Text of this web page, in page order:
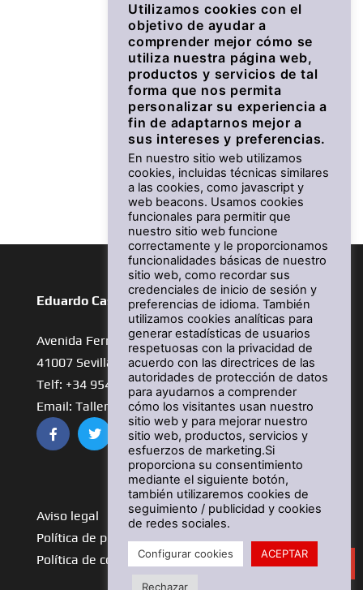
MX18
Desde 428 €
Eduardo Castro Motos – Taller
Avenida Fernández Murube,42
41007 Sevilla
Telf: +34 954 42 22 55
Email: Taller@eduardocastromotos.com
Ver más tiendas
Aviso legal
Política de privacidad
Política de cookies
Utilizamos cookies con el
objetivo de ayudar a
comprender mejor cómo se
utiliza nuestra página web,
productos y servicios de tal
forma que nos permita
personalizar su experiencia a
fin de adaptarnos mejor a
sus intereses y preferencias.
En nuestro sitio web utilizamos
cookies, incluidas técnicas similares
a las cookies, como javascript y
web beacons. Usamos cookies
funcionales para permitir que
nuestro sitio web funcione
correctamente y le proporcionamos
funcionalidades básicas de nuestro
sitio web, como recordar sus
credenciales de inicio de sesión y
preferencias de idioma. También
utilizamos cookies analíticas para
generar estadísticas de usuarios
respetuosas con la privacidad de
acuerdo con las directrices de las
autoridades de protección de datos
para ayudarnos a comprender
cómo los visitantes usan nuestro
sitio web y para mejorar nuestro
sitio web, productos, servicios y
esfuerzos de marketing.Si
proporciona su consentimiento
mediante el siguiente botón,
también utilizaremos cookies de
seguimiento / publicidad y cookies
de redes sociales.
Configurar cookies ACEPTAR
Rechazar
¿En qué podemos ayudarte?